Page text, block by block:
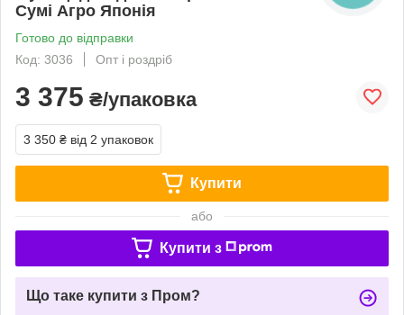
Сумі Агро Японія
Готово до відправки
Код: 3036
Опт і роздріб
3 375 ₴/упаковка
3 350 ₴ від 2 упаковок
Купити
або
Купити з
Що таке купити з Пром?